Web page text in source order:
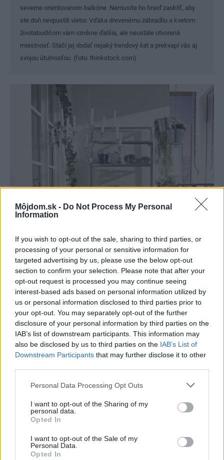
Môjdom.sk - Do Not Process My Personal
Information
If you wish to opt-out of the sale, sharing to third parties, or
processing of your personal or sensitive information for
targeted advertising by us, please use the below opt-out
section to confirm your selection. Please note that after your
opt-out request is processed you may continue seeing
interest-based ads based on personal information utilized by
us or personal information disclosed to third parties prior to
your opt-out. You may separately opt-out of the further
disclosure of your personal information by third parties on the
IAB’s list of downstream participants. This information may
also be disclosed by us to third parties on the IAB’s List of
Downstream Participants that may further disclose it to other
Please note that this website/app uses one or more Google
not limited to your visit or usage behaviour. You may click to
grant or deny consent to Google and its third-party tags to
use your data for below specified purposes in below Google
consent section.
Personal Data Processing Opt Outs
I want to opt-out of the Sharing of my
personal data.
Opted In
I want to opt-out of the Sale of my
Personal Data.
Opted In
severne orientovanom balkóne. Nemusíte ho hneď zaskliť, aby
ste doň nevpustili vietor. Vďaka drevenému zábradliu a kvetom
životabudičom vám vznikne ďalšia, ale neustále otvorená
miestnosť. Stačí jej dodať nejaký trendový šat a prekvapí vás aj
svojou útulnosťou. (foto: thinkstock.com)
1088394 IKEA
balkón vonkoncom neznamená prísť o čerstvý vzduch. Vďaka
posuvným oknám si ho prepustíte toľko, koľko potrebujete,
možno využívať i počas neprajného počasia. Nezabudnite však
na dve veci: Dostatočne vetrajte a skôr, ako sa rozhodnete